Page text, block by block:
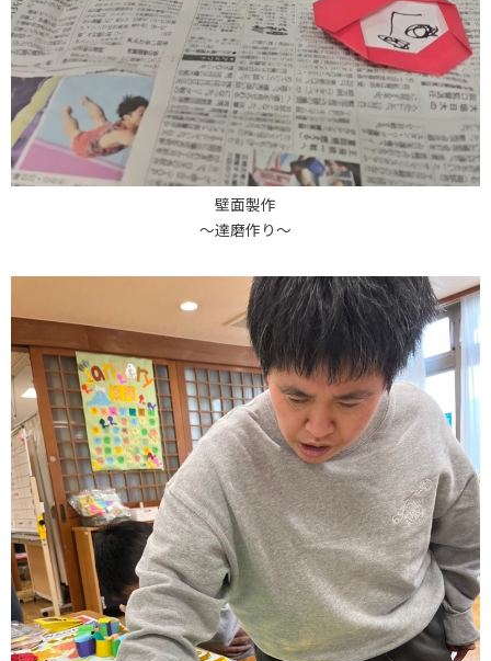
壁面製作
～達磨作り～